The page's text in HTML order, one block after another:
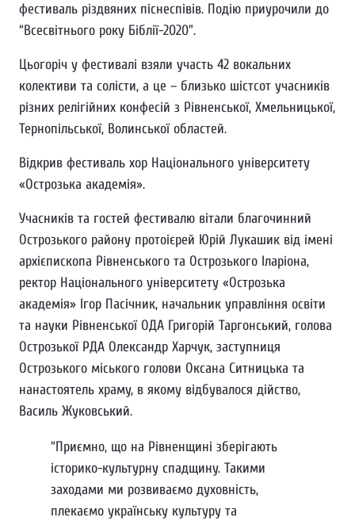
фестиваль різдвяних піснеспівів. Подію приурочили до
“Всесвітнього року Біблії-2020”.
Цьогоріч у фестивалі взяли участь 42 вокальних
колективи та солісти, а це – близько шістсот учасників
різних релігійних конфесій з Рівненської, Хмельницької,
Тернопільської, Волинської областей.
Відкрив фестиваль хор Національного університету
«Острозька академія».
Учасників та гостей фестивалю вітали благочинний
Острозького району протоієрей Юрій Лукашик від імені
архієпископа Рівненського та Острозького Іларіона,
ректор Національного університету «Острозька
академія» Ігор Пасічник, начальник управління освіти
та науки Рівненської ОДА Григорій Таргонський, голова
Острозької РДА Олександр Харчук, заступниця
Острозького міського голови Оксана Ситницька та
нанастоятель храму, в якому відбувалося дійство,
Василь Жуковський.
“Приємно, що на Рівненщині зберігають
історико-культурну спадщину. Такими
заходами ми розвиваємо духовність,
плекаємо українську культуру та